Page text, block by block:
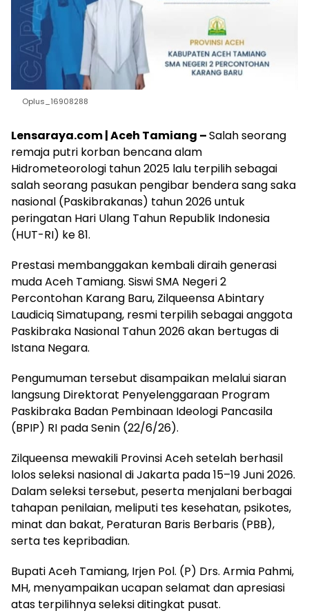
Oplus_16908288
Lensaraya.com | Aceh Tamiang –Salah seorang
remaja putri korban bencana alam
Hidrometeorologi tahun 2025 lalu terpilih sebagai
salah seorang pasukan pengibar bendera sang saka
nasional (Paskibrakanas) tahun 2026 untuk
peringatan Hari Ulang Tahun Republik Indonesia
(HUT-RI) ke 81.
Prestasi membanggakan kembali diraih generasi
muda Aceh Tamiang. Siswi SMA Negeri 2
Percontohan Karang Baru, Zilqueensa Abintary
Laudiciq Simatupang, resmi terpilih sebagai anggota
Paskibraka Nasional Tahun 2026 akan bertugas di
Istana Negara.
Pengumuman tersebut disampaikan melalui siaran
langsung Direktorat Penyelenggaraan Program
Paskibraka Badan Pembinaan Ideologi Pancasila
(BPIP) RI pada Senin (22/6/26).
Zilqueensa mewakili Provinsi Aceh setelah berhasil
lolos seleksi nasional di Jakarta pada 15–19 Juni 2026.
Dalam seleksi tersebut, peserta menjalani berbagai
tahapan penilaian, meliputi tes kesehatan, psikotes,
minat dan bakat, Peraturan Baris Berbaris (PBB),
serta tes kepribadian.
Bupati Aceh Tamiang, Irjen Pol. (P) Drs. Armia Pahmi,
MH, menyampaikan ucapan selamat dan apresiasi
atas terpilihnya seleksi ditingkat pusat.